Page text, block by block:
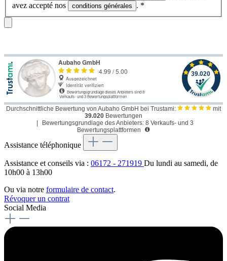
avez accepté nos
conditions générales . *
Durchschnittliche Bewertung von Aubaho GmbH bei Trustami:
mit
39.020 Bewertungen
Bewertungsgrundlage des Anbieters: 8 Verkaufs- und 3
Bewertungsplattformen
Assistance téléphonique
Assistance et conseils via : 06172 - 271919 Du lundi au samedi, de
10h00 à 13h00
Ou via notre formulaire de contact.
Révoquer un contrat
Social Media